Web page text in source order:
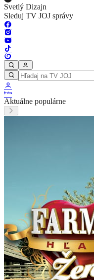
Svetlý Dizajn
Sleduj TV JOJ správy
Aktuálne populárne